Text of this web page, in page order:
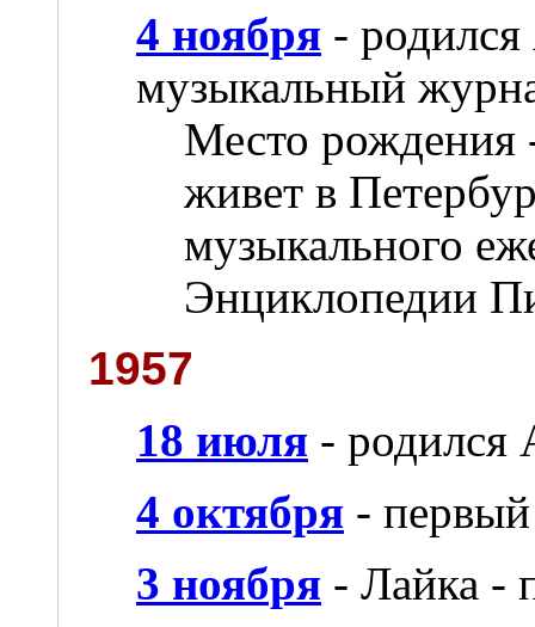
4 ноября -
музыкальный
Место рождения
живет в
музыкального
Энциклопедии
1957
18 июля - родился
4 октября -
3 ноября - Лайка -